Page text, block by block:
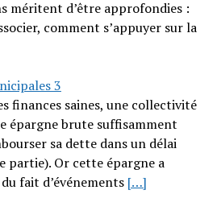
méritent d’être approfondies :
comment s’appuyer sur la
3
finances saines, une collectivité
épargne brute suffisamment
sa dette dans un délai
partie). Or cette épargne a
fait d’événements […]